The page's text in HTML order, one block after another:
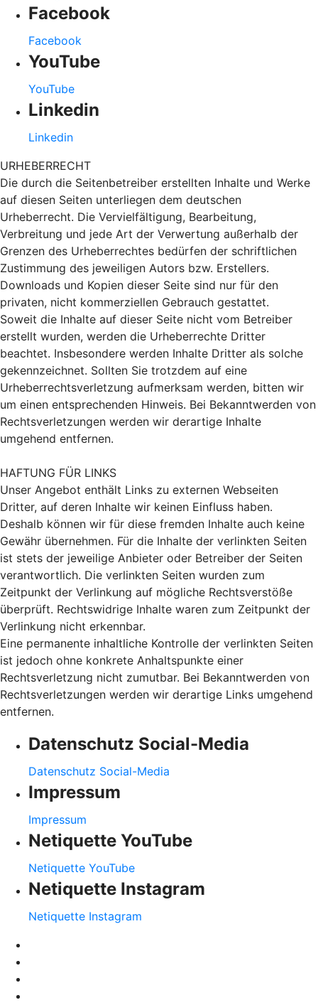
Facebook
Facebook
YouTube
YouTube
Linkedin
Linkedin
URHEBERRECHT
Die durch die Seitenbetreiber erstellten Inhalte und Werke
auf diesen Seiten unterliegen dem deutschen
Urheberrecht. Die Vervielfältigung, Bearbeitung,
Verbreitung und jede Art der Verwertung außerhalb der
Grenzen des Urheberrechtes bedürfen der schriftlichen
Zustimmung des jeweiligen Autors bzw. Erstellers.
Downloads und Kopien dieser Seite sind nur für den
privaten, nicht kommerziellen Gebrauch gestattet.
Soweit die Inhalte auf dieser Seite nicht vom Betreiber
erstellt wurden, werden die Urheberrechte Dritter
beachtet. Insbesondere werden Inhalte Dritter als solche
gekennzeichnet. Sollten Sie trotzdem auf eine
Urheberrechtsverletzung aufmerksam werden, bitten wir
um einen entsprechenden Hinweis. Bei Bekanntwerden von
Rechtsverletzungen werden wir derartige Inhalte
umgehend entfernen.
HAFTUNG FÜR LINKS
Unser Angebot enthält Links zu externen Webseiten
Dritter, auf deren Inhalte wir keinen Einfluss haben.
Deshalb können wir für diese fremden Inhalte auch keine
Gewähr übernehmen. Für die Inhalte der verlinkten Seiten
ist stets der jeweilige Anbieter oder Betreiber der Seiten
verantwortlich. Die verlinkten Seiten wurden zum
Zeitpunkt der Verlinkung auf mögliche Rechtsverstöße
überprüft. Rechtswidrige Inhalte waren zum Zeitpunkt der
Verlinkung nicht erkennbar.
Eine permanente inhaltliche Kontrolle der verlinkten Seiten
ist jedoch ohne konkrete Anhaltspunkte einer
Rechtsverletzung nicht zumutbar. Bei Bekanntwerden von
Rechtsverletzungen werden wir derartige Links umgehend
entfernen.
Datenschutz Social-Media
Datenschutz Social-Media
Impressum
Impressum
Netiquette YouTube
Netiquette YouTube
Netiquette Instagram
Netiquette Instagram